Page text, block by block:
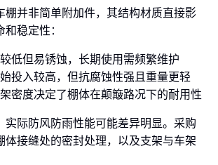
棚并非简单附加件，其结构材质直接影
稳定性：
低但易锈蚀，长期使用需频繁维护
投入较高，但抗腐蚀性强且重量更轻
密度决定了棚体在颠簸路况下的耐用性
实际防风防雨性能可能差异明显。采购
体接缝处的密封处理，以及支架与车架